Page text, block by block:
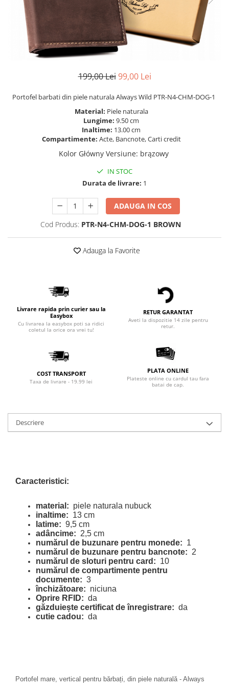
199,00 Lei 99,00 Lei
Portofel barbati din piele naturala Always Wild PTR-N4-CHM-DOG-1
Material: Piele naturala
Lungime: 9.50 cm
Inaltime: 13.00 cm
Compartimente: Acte, Bancnote, Carti credit
Kolor Główny Versiune: brązowy
IN STOC
Durata de livrare: 1
ADAUGA IN COS
Cod Produs: PTR-N4-CHM-DOG-1 BROWN
Adauga la Favorite
Livrare rapida prin curier sau la
Easybox
Cu livrarea la easybox poti sa ridici
coletul la orice ora vrei tu!
RETUR GARANTAT
Aveti la dispozitie 14 zile pentru
retur.
COST TRANSPORT
Taxa de livrare - 19.99 lei
PLATA ONLINE
Plateste online cu cardul tau fara
batai de cap.
Descriere
Caracteristici:
material: piele naturala nubuck
inaltime: 13 cm
latime: 9,5 cm
adâncime: 2,5 cm
numărul de buzunare pentru monede: 1
numărul de buzunare pentru bancnote: 2
numărul de sloturi pentru card: 10
numărul de compartimente pentru
documente: 3
închizătoare: niciuna
Oprire RFID: da
găzduiește certificat de înregistrare: da
cutie cadou: da
Portofel mare, vertical pentru bărbați, din piele naturală - Always